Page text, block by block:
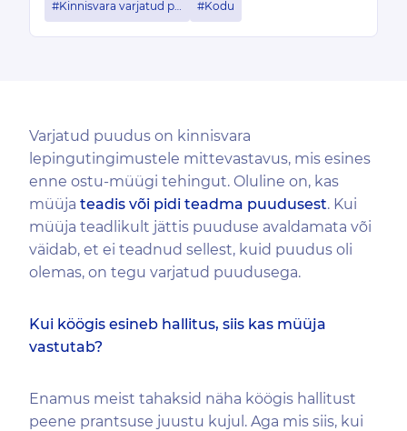
#Kinnisvara varjatud puudsed
#Kodu
Varjatud puudus on kinnisvara
lepingutingimustele mittevastavus, mis esines
enne ostu-müügi tehingut. Oluline on, kas
müüja teadis või pidi teadma puudusest. Kui
müüja teadlikult jättis puuduse avaldamata või
väidab, et ei teadnud sellest, kuid puudus oli
olemas, on tegu varjatud puudusega.
Kui köögis esineb hallitus, siis kas müüja
vastutab?
Enamus meist tahaksid näha köögis hallitust
peene prantsuse juustu kujul. Aga mis siis, kui